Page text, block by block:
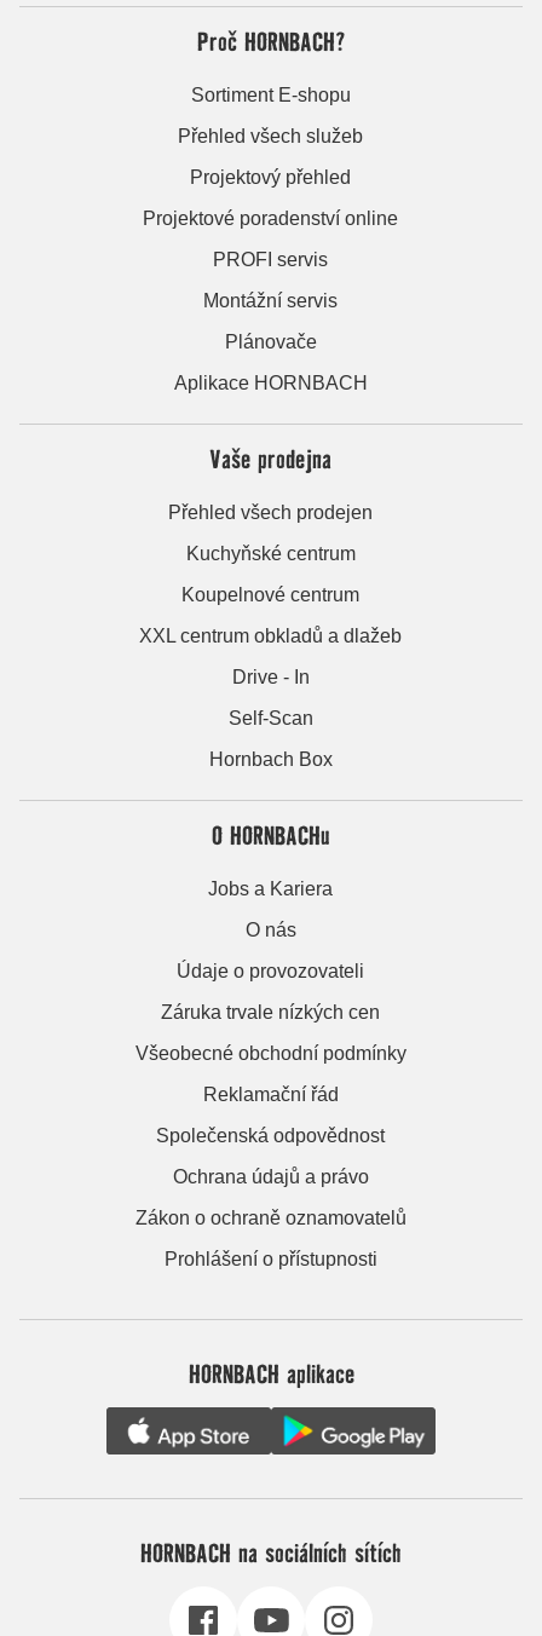
Proč HORNBACH?
Sortiment E-shopu
Přehled všech služeb
Projektový přehled
Projektové poradenství online
PROFI servis
Montážní servis
Plánovače
Aplikace HORNBACH
Vaše prodejna
Přehled všech prodejen
Kuchyňské centrum
Koupelnové centrum
XXL centrum obkladů a dlažeb
Drive - In
Self-Scan
Hornbach Box
O HORNBACHu
Jobs a Kariera
O nás
Údaje o provozovateli
Záruka trvale nízkých cen
Všeobecné obchodní podmínky
Reklamační řád
Společenská odpovědnost
Ochrana údajů a právo
Zákon o ochraně oznamovatelů
Prohlášení o přístupnosti
HORNBACH aplikace
HORNBACH na sociálních sítích